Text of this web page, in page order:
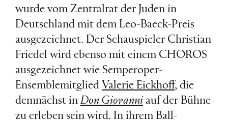
wurde vom Zentralrat der Juden in
Deutschland mit dem Leo-Baeck-Preis
ausgezeichnet. Der Schauspieler Christian
Friedel wird ebenso mit einem CHOROS
ausgezeichnet wie Semperoper-
Ensemblemitglied Valerie Eickhoff, die
demnächst in Don Giovanniauf der Bühne
zu erleben sein wird. In ihrem Ball-